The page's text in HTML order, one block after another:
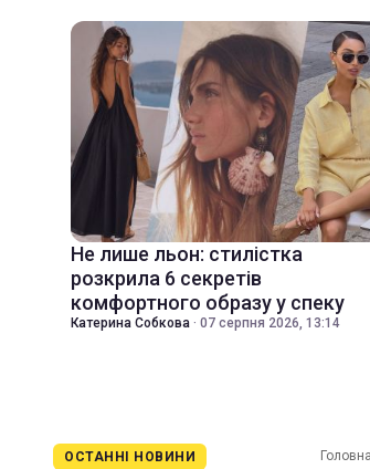
Не лише льон: стилістка
розкрила 6 секретів
комфортного образу у спеку
Катерина Собкова · 07 серпня 2026, 13:14
ОСТАННІ НОВИНИ Головна